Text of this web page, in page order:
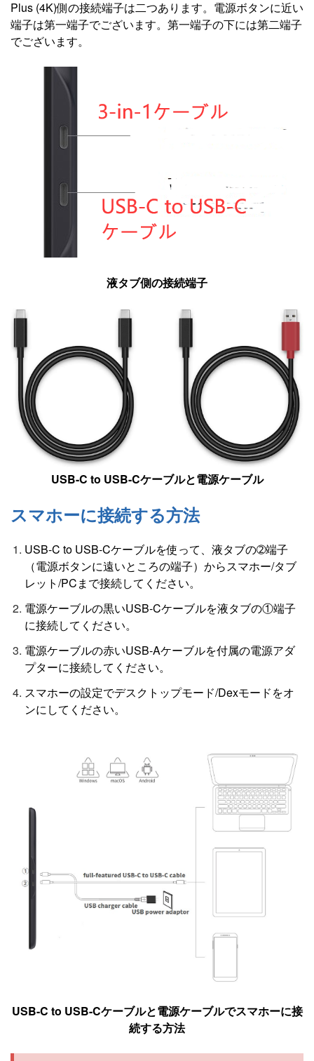
Plus (4K)側の接続端子は二つあります。電源ボタンに近い
端子は第一端子でございます。第一端子の下には第二端子
でございます。
液タブ側の接続端子
USB-C to USB-Cケーブルと電源ケーブル
スマホーに接続する方法
USB-C to USB-Cケーブルを使って、液タブの➁端子
（電源ボタンに遠いところの端子）からスマホー/タブ
レット/PCまで接続してください。
電源ケーブルの黒いUSB-Cケーブルを液タブの①端子
に接続してください。
電源ケーブルの赤いUSB-Aケーブルを付属の電源アダ
プターに接続してください。
スマホーの設定でデスクトップモード/Dexモードをオ
ンにしてください。
USB-C to USB-Cケーブルと電源ケーブルでスマホーに接
続する方法